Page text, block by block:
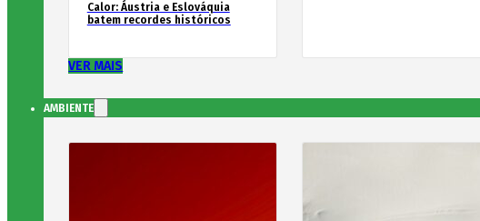
Calor: Áustria e Eslováquia
batem recordes históricos
VER MAIS
AMBIENTE